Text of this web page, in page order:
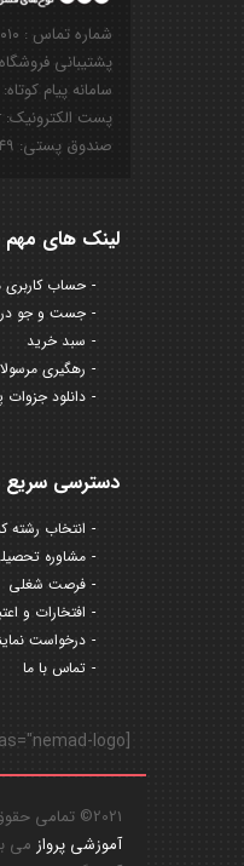
شماره تماس : ۲۲۶۹۱۰۱۰-(۰۲۱)
پشتیبانی فروشگاه
سامانه پیام کوتاه: ۳۰۰۰۸۰۰۸
پست الکترونیک: info@parvaz99.ir
صندوق پستی: ۱۹۴۹-۱۹۳۹۵
لینک های مهم
حساب
جست و جو در
سبد خرید
رهگیری
دانلود جزوات
دسترسی سریع
انتخاب رشته
مشاوره
فرصت شغلی
افتخارات و
درخواست
تماس با ما
[rev_slider alias="nemad-logo"]
2021© تمامی حقوق این سایت متعلق به
آموزشی پرواز می